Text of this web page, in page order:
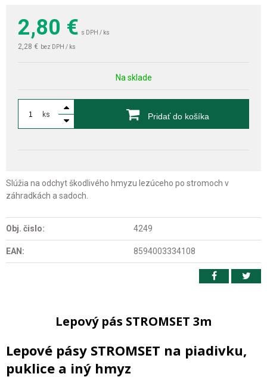
2,80 € s DPH / ks
2,28 € bez DPH / ks
Na sklade
ks Pridať do košíka
Slúžia na odchyt škodlivého hmyzu lezúceho po stromoch v
záhradkách a sadoch.
Obj. čislo: 4249
EAN: 8594003334108
Lepový pás STROMSET 3m
Lepové pásy STROMSET na piadivku,
puklice a iný hmyz